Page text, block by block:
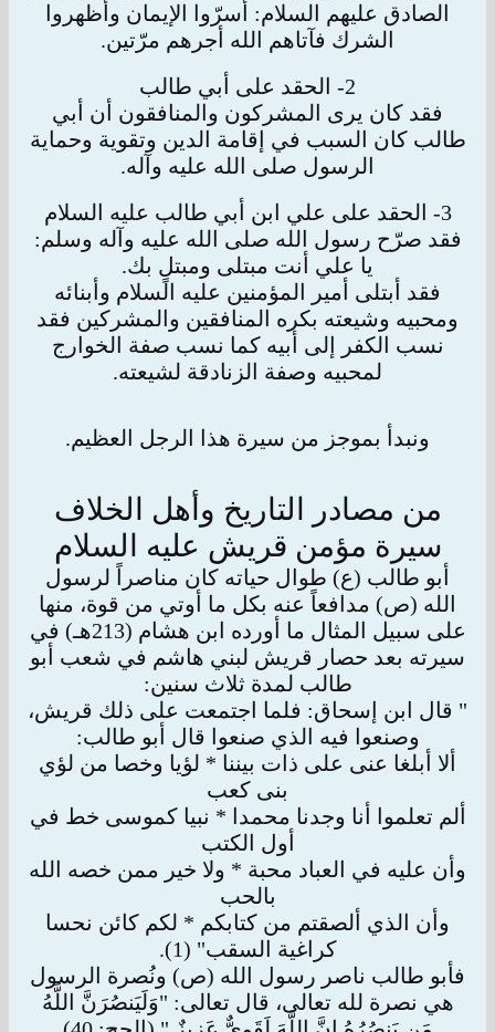
الصادق عليهم
السلام: أسرّوا الإيمان وأظهروا
الشرك فآتاهم الله أجرهم مرّتين.
2- الحقد على أبي طالب
فقد كان يرى المشركون والمنافقون أن أبي
طالب كان السبب في إقامة الدين وتقوية وحماية
الرسول صلى الله عليه وآله.
3- الحقد على علي ابن أبي طالب عليه السلام
فقد صرّح رسول الله صلى الله عليه وآله وسلم:
يا علي أنت مبتلى ومبتلٍ بك.
فقد أبتلى أمير المؤمنين عليه السلام وأبنائه
ومحبيه وشيعته بكره المنافقين والمشركين فقد
نسب الكفر إلى أبيه كما نسب صفة الخوارج
لمحبيه وصفة الزنادقة لشيعته.
ونبدأ بموجز من سيرة هذا الرجل العظيم.
من مصادر التاريخ وأهل الخلاف
سيرة مؤمن قريش عليه السلام
أبو طالب (ع) طوال حياته كان مناصراً لرسول
الله (ص) مدافعاً عنه بكل ما أوتي من قوة، منها
على سبيل المثال ما أورده ابن هشام (213هـ) في
سيرته بعد حصار قريش لبني هاشم في شعب أبو
طالب لمدة ثلاث سنين:
" قال ابن إسحاق: فلما اجتمعت على ذلك قريش،
وصنعوا فيه الذي صنعوا قال أبو طالب:
ألا أبلغا عنى على ذات بيننا * لؤيا وخصا من لؤي
بنى كعب
ألم تعلموا أنا وجدنا محمدا * نبيا كموسى خط في
أول الكتب
وأن عليه في العباد محبة * ولا خير ممن خصه الله
بالحب
وأن الذي ألصقتم من كتابكم * لكم كائن نحسا
كراغية السقب" (1).
فأبو طالب ناصر رسول الله (ص) ونُصرة الرسول
هي نصرة لله تعالى، قال تعالى: "وَلَيَنصُرَنَّ اللَّهُ